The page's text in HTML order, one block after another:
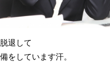
退して
をしています汗。